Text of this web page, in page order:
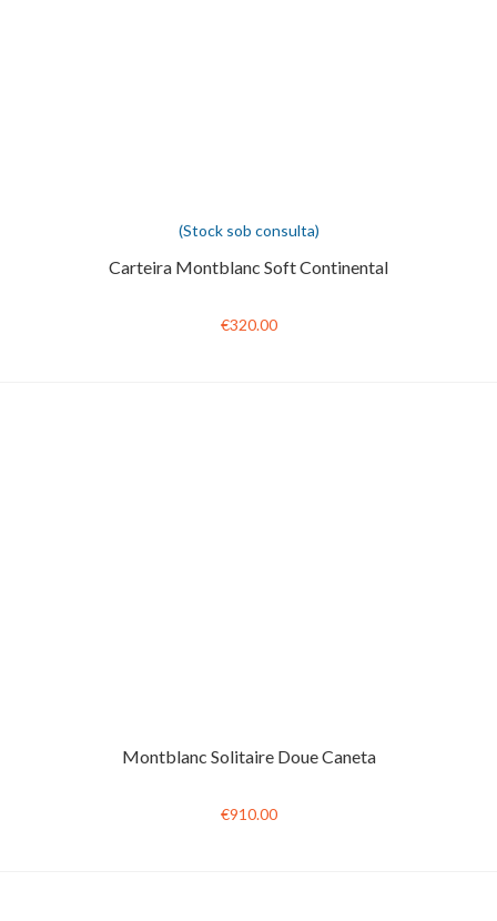
(Stock sob consulta)
Carteira Montblanc Soft Continental
€320.00
Montblanc Solitaire Doue Caneta
€910.00